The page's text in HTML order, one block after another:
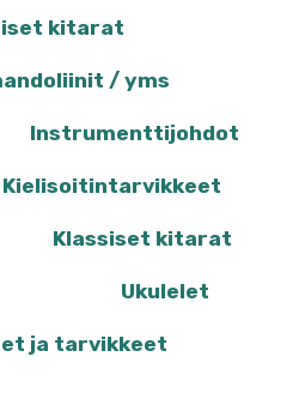
kitarat
/ yms
Instrumenttijohdot
Kielisoitintarvikkeet
Klassiset kitarat
Ukulelet
ja tarvikkeet